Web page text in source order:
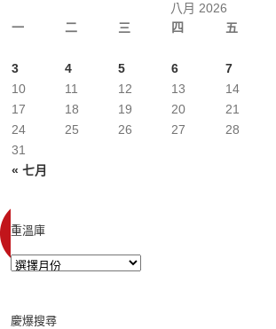
八月 2026
一
二 三 四 五
« 七月
3
4 5 6 7
10
11 12 13 14
17
18 19 20 21
24
25 26 27 28
31
重溫庫
慶爆搜尋